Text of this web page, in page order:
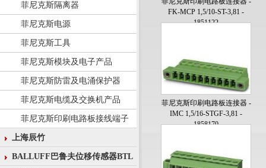
菲尼克斯隔离器
菲尼克斯电源
菲尼克斯工具
菲尼克斯模块及电子产品
菲尼克斯防雷及电涌保护器
菲尼克斯电缆及交换机产品
菲尼克斯印刷电路板接线端子
上海辰竹
BALLUFF巴鲁夫位移传感器BTL
FK-MCP 1,5/10-ST-3,81 -
1851122
菲尼克斯印刷电路板连接器 -
IMC 1,5/16-STGF-3,81 -
1858170